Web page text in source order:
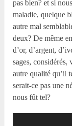
pas bien? et si
maladie, quelque
autre mal
deux? De même
d’or, d’argent,
sages, considérés,
autre qualité qu’il
serait-ce pas une
nous fût tel?